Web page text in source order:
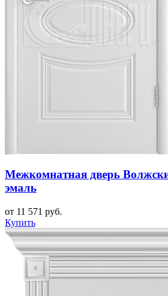
Межкомнатная дверь
эмаль
от 11 571 руб.
Купить